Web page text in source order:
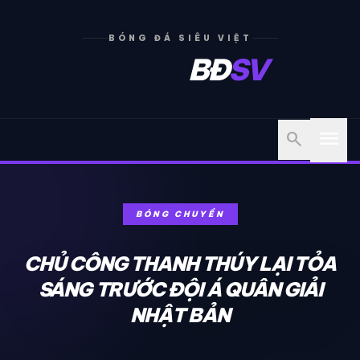
BÓNG ĐÁ SIÊU VIỆT
BĐSV
search
BÓNG CHUYỀN
CHỦ CÔNG THANH THÚY LẠI TỎA
SÁNG TRƯỚC ĐỘI Á QUÂN GIẢI
NHẬT BẢN